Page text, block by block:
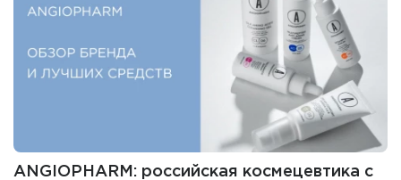
ANGIOPHARM: российская космецевтика с